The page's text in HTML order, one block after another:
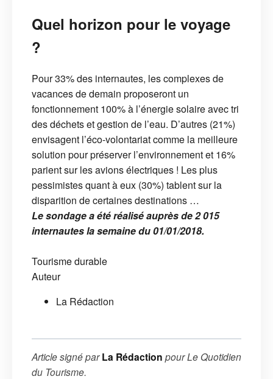
Quel horizon pour le voyage
?
Pour 33% des internautes, les complexes de
vacances de demain proposeront un
fonctionnement 100% à l’énergie solaire avec tri
des déchets et gestion de l’eau. D’autres (21%)
envisagent l’éco-volontariat comme la meilleure
solution pour préserver l’environnement et 16%
parient sur les avions électriques ! Les plus
pessimistes quant à eux (30%) tablent sur la
disparition de certaines destinations …
Le sondage a été réalisé auprès de 2 015
internautes la semaine du 01/01/2018.
Tourisme durable
Auteur
La Rédaction
Article signé parLa Rédaction pourLe Quotidien
du Tourisme.